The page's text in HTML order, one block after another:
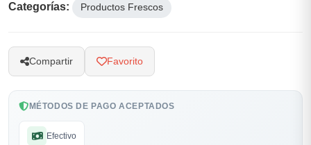
Categorías: Productos Frescos
Compartir Favorito
MÉTODOS DE PAGO ACEPTADOS
Efectivo